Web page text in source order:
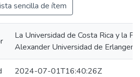
sencilla de ítem
La Universidad de Costa Rica y la
Alexander Universidad de
2024-07-01T16:40:26Z